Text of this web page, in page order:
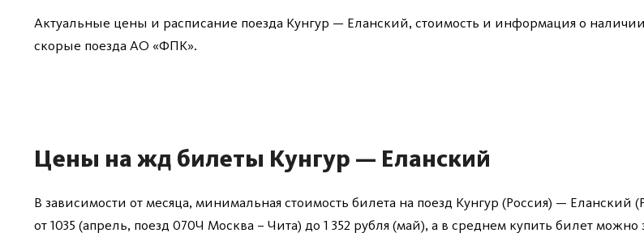
Актуальные цены и расписание поезда Кунгур — Еланский, стоимость и информация о
скорые поезда АО «ФПК».
Цены на жд билеты Кунгур — Еланский
В зависимости от месяца, минимальная стоимость билета на поезд Кунгур (Россия) — Еланский
от 1035 (апрель, поезд 070Ч Москва – Чита) до 1 352 рубля (май), а в среднем купить билет можно